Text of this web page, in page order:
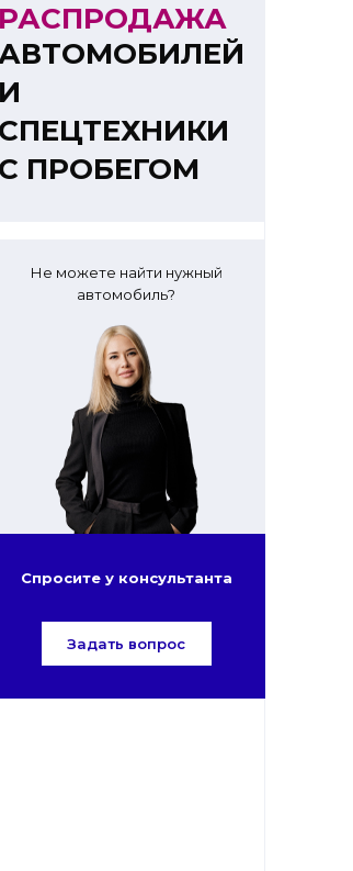
РАСПРОДАЖА
И
СПЕЦТЕХНИКИ
С ПРОБЕГОМ
Не можете найти нужный
автомобиль?
Спросите у консультанта
Задать вопрос